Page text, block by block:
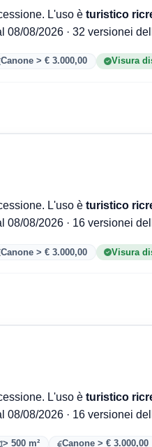
Comune di San Sostene è l'ente che ha rilasciato la concessione. L'uso è turistico
. Aggiornata al 08/08/2026 · 32
Canone > € 3.000,00 Visura
Comune di San Sostene è l'ente che ha rilasciato la concessione. L'uso è turistico
. Aggiornata al 08/08/2026 · 16
Canone > € 3.000,00 Visura
Comune di San Sostene è l'ente che ha rilasciato la concessione. L'uso è turistico
. Aggiornata al 08/08/2026 · 16
> 500 m²
Canone > € 3.000,00